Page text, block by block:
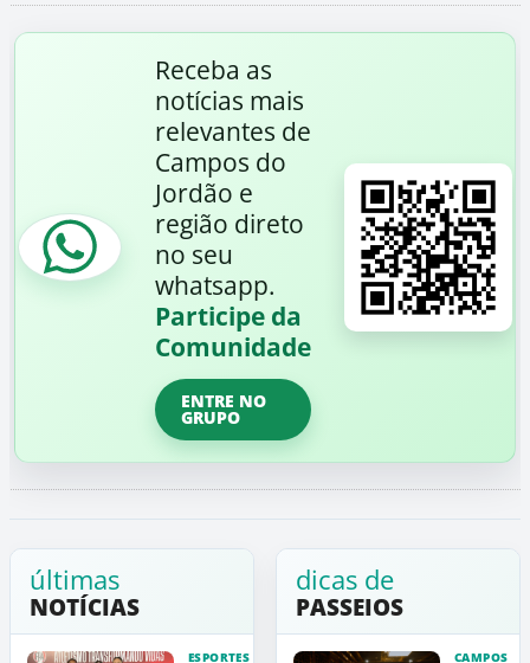
Receba as
notícias mais
relevantes de
Campos do
Jordão e
região direto
no seu
whatsapp.
Participe da
Comunidade
ENTRE NO
GRUPO
últimas
NOTÍCIAS
ESPORTES
dicas de
PASSEIOS
CAMPOS